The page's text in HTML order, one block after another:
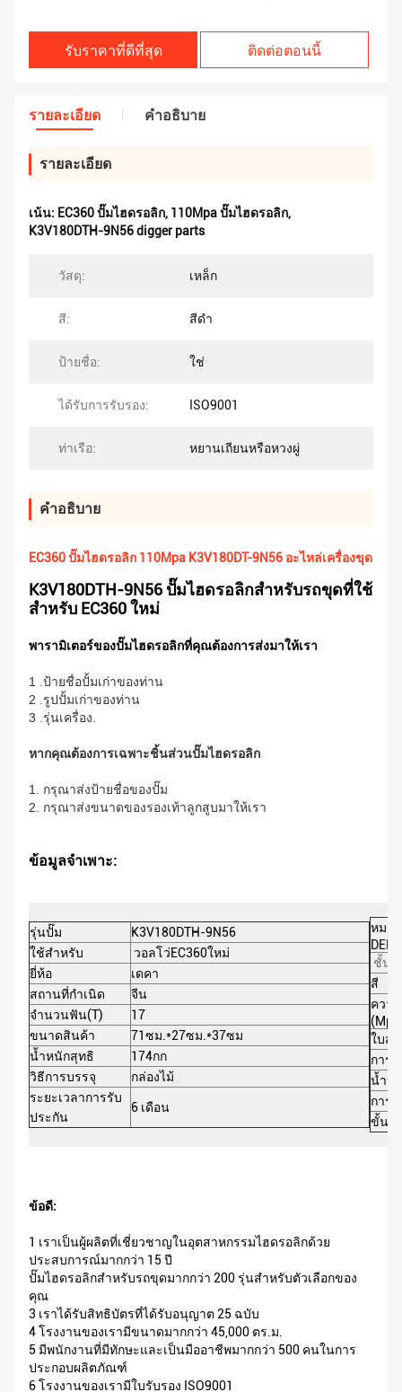
รับราคาที่ดีที่สุด ติดต่อตอนนี้
รายละเอียด คําอธิบาย
รายละเอียด
เน้น: EC360 ปั๊มไฮดรอลิก, 110Mpa ปั๊มไฮดรอลิก,
K3V180DTH-9N56 digger parts
วัสดุ: เหล็ก
สี: สีดำ
ป้ายชื่อ: ใช่
ได้รับการรับรอง: ISO9001
ท่าเรือ: หยานเถียนหรือหวงผู่
คําอธิบาย
EC360 ปั๊มไฮดรอลิก 110Mpa K3V180DT-9N56 อะไหล่เครื่องขุด
K3V180DTH-9N56 ปั๊มไฮดรอลิกสำหรับรถขุดที่ใช้
สำหรับ EC360 ใหม่
พารามิเตอร์ของปั๊มไฮดรอลิกที่คุณต้องการส่งมาให้เรา
1 .ป้ายชื่อปั้มเก่าของท่าน
2 .รูปปั้มเก่าของท่าน
3 .รุ่นเครื่อง.
หากคุณต้องการเฉพาะชิ้นส่วนปั๊มไฮดรอลิก
1. กรุณาส่งป้ายชื่อของปั๊ม
2. กรุณาส่งขนาดของรองเท้าลูกสูบมาให้เรา
ข้อมูลจำเพาะ:
รุ่นปั๊ม
K3V180DTH-9N56
ใช้สำหรับ
วอลโว่EC360ใหม่
ยี่ห้อ
เดคา
สถานที่กำเนิด
จีน
จำนวนฟัน(T)
17
ขนาดสินค้า
71ซม.*27ซม.*37ซม
น้ำหนักสุทธิ
174กก
วิธีการบรรจุ
กล่องไม้
ระยะเวลาการรับ
ประกัน
6 เดือน
หมา
DEKA
ชั้นสิ
สี
ควา
ใบส
การ
น้ำห
การ
ขั้นต่
ข้อดี:
1 เราเป็นผู้ผลิตที่เชี่ยวชาญในอุตสาหกรรมไฮดรอลิกด้วย
ประสบการณ์มากกว่า 15 ปี
ปั๊มไฮดรอลิกสำหรับรถขุดมากกว่า 200 รุ่นสำหรับตัวเลือกของ
คุณ
3 เราได้รับสิทธิบัตรที่ได้รับอนุญาต 25 ฉบับ
4 โรงงานของเรามีขนาดมากกว่า 45,000 ตร.ม.
5 มีพนักงานที่มีทักษะและเป็นมืออาชีพมากกว่า 500 คนในการ
ประกอบผลิตภัณฑ์
6 โรงงานของเรามีใบรับรอง ISO9001